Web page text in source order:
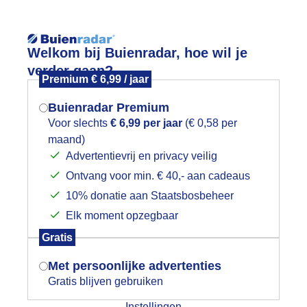
Welkom bij Buienradar, hoe wil je
verder gaan?
Premium € 6,99 / jaar
Buienradar Premium
Voor slechts € 6,99 per jaar (€ 0,58 per
maand)
Advertentievrij en privacy veilig
Ontvang voor min. € 40,- aan cadeaus
10% donatie aan Staatsbosbeheer
Elk moment opzegbaar
Gratis
Met persoonlijke advertenties
Gratis blijven gebruiken
Foto en video Weerzine
Zoeken in
en een glimp van de zon
kloppen niet!!!!!!om 3.40 uur
Mogen we je locatie gebruiken voor
het weer?
Indien je hier nog geen akkoord op hebt
gegeven, verschijnt er zo een pop-up uit
je browser waarin deze toestemming
gevraagd wordt.